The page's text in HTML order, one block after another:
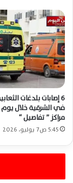
6 إصابات بلدغات
في الشرقية خلال يوم
مراكز ” تفاصيل “
5:45 ص7 يوليو، 2026